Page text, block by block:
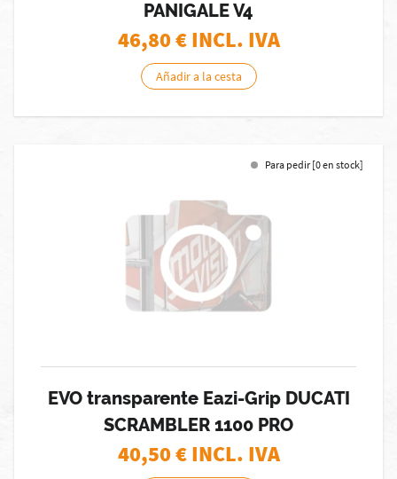
PANIGALE V4
46,80€ INCL. IVA
Añadir a la cesta
Para pedir [0 en stock]
EVO transparente Eazi-Grip DUCATI
SCRAMBLER 1100 PRO
40,50€ INCL. IVA